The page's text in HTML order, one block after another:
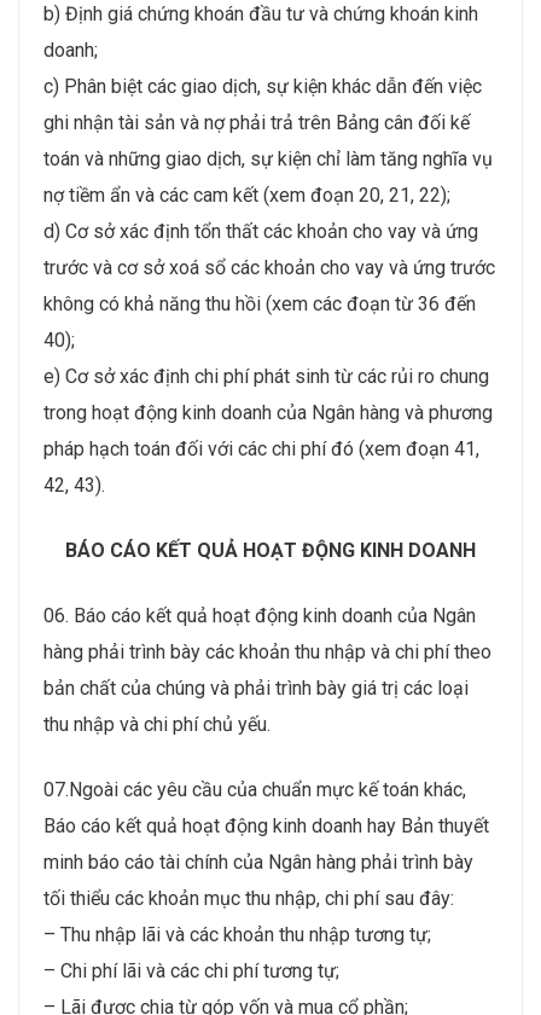
b) Định giá chứng khoán đầu tư và chứng khoán kinh
doanh;
c) Phân biệt các giao dịch, sự kiện khác dẫn đến việc
ghi nhận tài sản và nợ phải trả trên Bảng cân đối kế
toán và những giao dịch, sự kiện chỉ làm tăng nghĩa vụ
nợ tiềm ẩn và các cam kết (xem đoạn 20, 21, 22);
d) Cơ sở xác định tổn thất các khoản cho vay và ứng
trước và cơ sở xoá sổ các khoản cho vay và ứng trước
không có khả năng thu hồi (xem các đoạn từ 36 đến
40);
e) Cơ sở xác định chi phí phát sinh từ các rủi ro chung
trong hoạt động kinh doanh của Ngân hàng và phương
pháp hạch toán đối với các chi phí đó (xem đoạn 41,
42, 43).
BÁO CÁO KẾT QUẢ HOẠT ĐỘNG KINH DOANH
06. Báo cáo kết quả hoạt động kinh doanh của Ngân
hàng phải trình bày các khoản thu nhập và chi phí theo
bản chất của chúng và phải trình bày giá trị các loại
thu nhập và chi phí chủ yếu.
07.Ngoài các yêu cầu của chuẩn mực kế toán khác,
Báo cáo kết quả hoạt động kinh doanh hay Bản thuyết
minh báo cáo tài chính của Ngân hàng phải trình bày
tối thiểu các khoản mục thu nhập, chi phí sau đây:
– Thu nhập lãi và các khoản thu nhập tương tự;
– Chi phí lãi và các chi phí tương tự;
– Lãi được chia từ góp vốn và mua cổ phần;